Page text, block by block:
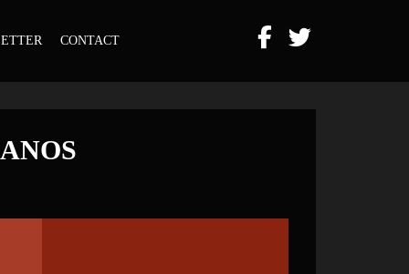
CONTACT